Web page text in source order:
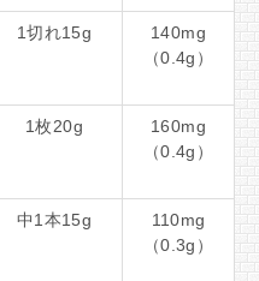
1切れ15g
140mg
（0.4g）
1枚20g
160mg
（0.4g）
中1本15g
110mg
（0.3g）